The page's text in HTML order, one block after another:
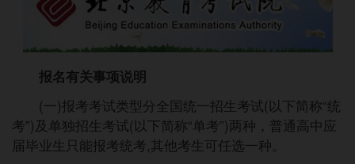
报名有关事项说明
(一)报考考试类型分全国统一招生考试(以下简称“统
考”)及单独招生考试(以下简称“单考”)两种，普通高中应
届毕业生只能报考统考,其他考生可任选一种。